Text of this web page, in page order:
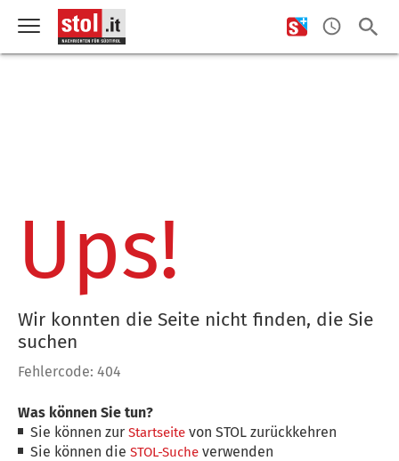
Ups!
Wir konnten die Seite nicht finden, die Sie
suchen
Fehlercode: 404
Was können Sie tun?
Sie können zurStartseite von STOL zurückkehren
Sie können dieSTOL-Suche verwenden